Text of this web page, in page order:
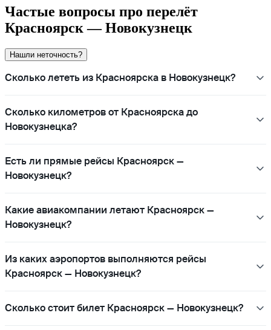
Частые вопросы про перелёт
Красноярск — Новокузнецк
Нашли неточность?
Сколько лететь из Красноярска в Новокузнецк?
Сколько километров от Красноярска до
Новокузнецка?
Есть ли прямые рейсы Красноярск —
Новокузнецк?
Какие авиакомпании летают Красноярск —
Новокузнецк?
Из каких аэропортов выполняются рейсы
Красноярск — Новокузнецк?
Сколько стоит билет Красноярск — Новокузнецк?